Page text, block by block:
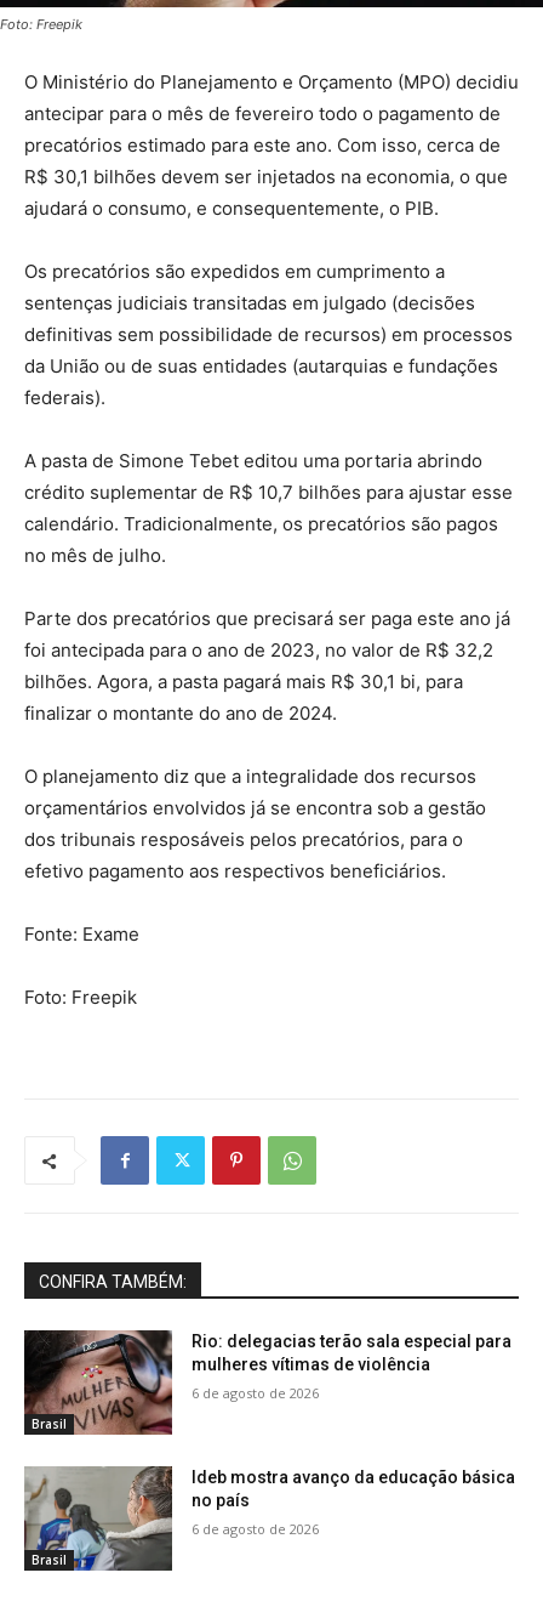
Foto: Freepik
O Ministério do Planejamento e Orçamento (MPO) decidiu
antecipar para o mês de fevereiro todo o pagamento de
precatórios estimado para este ano. Com isso, cerca de
R$ 30,1 bilhões devem ser injetados na economia, o que
ajudará o consumo, e consequentemente, o PIB.
Os precatórios são expedidos em cumprimento a
sentenças judiciais transitadas em julgado (decisões
definitivas sem possibilidade de recursos) em processos
da União ou de suas entidades (autarquias e fundações
federais).
A pasta de Simone Tebet editou uma portaria abrindo
crédito suplementar de R$ 10,7 bilhões para ajustar esse
calendário. Tradicionalmente, os precatórios são pagos
no mês de julho.
Parte dos precatórios que precisará ser paga este ano já
foi antecipada para o ano de 2023, no valor de R$ 32,2
bilhões. Agora, a pasta pagará mais R$ 30,1 bi, para
finalizar o montante do ano de 2024.
O planejamento diz que a integralidade dos recursos
orçamentários envolvidos já se encontra sob a gestão
dos tribunais resposáveis pelos precatórios, para o
efetivo pagamento aos respectivos beneficiários.
Fonte: Exame
Foto: Freepik
CONFIRA TAMBÉM:
Brasil
Rio: delegacias terão sala especial para
mulheres vítimas de violência
6 de agosto de 2026
Brasil
Ideb mostra avanço da educação básica
no país
6 de agosto de 2026